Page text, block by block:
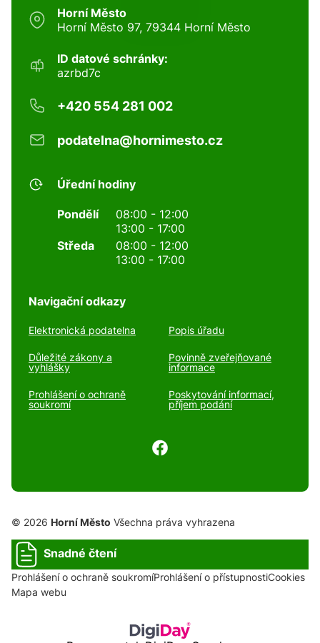
Horní Město
Horní Město 97, 79344 Horní Město
ID datové schránky:
azrbd7c
+420 554 281 002
podatelna@hornimesto.cz
Úřední hodiny
Pondělí
08:00 - 12:00
13:00 - 17:00
Středa
08:00 - 12:00
13:00 - 17:00
Navigační odkazy
Elektronická podatelna Popis úřadu
Důležité zákony a
vyhlášky
Povinně zveřejňované
informace
Prohlášení o ochraně
soukromí
Poskytování informací,
příjem podání
© 2026 Horní Město Všechna práva vyhrazena
Snadné čtení
Prohlášení o ochraně soukromíProhlášení o přístupnostiCookies
Mapa webu